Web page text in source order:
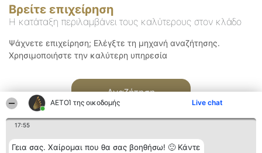
ΑΕΤΟΊ της οικοδομής Live chat
17:55
Γεια σας. Χαίρομαι που θα σας βοηθήσω! 🙂 Κάντε
Βρείτε επιχείρηση
Η κατάταξη περιλαμβάνει τους καλύτερους στον κλάδο
Ψάχνετε επιχείρηση; Ελέγξτε τη μηχανή αναζήτησης.
Χρησιμοποιήστε την καλύτερη υπηρεσία
Αναζήτηση